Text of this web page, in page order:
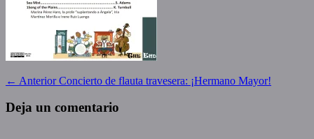
Navegación
de
entradas
← Anterior Entrada
Concierto de flauta travesera: ¡Hermano Mayor!
Deja un comentario